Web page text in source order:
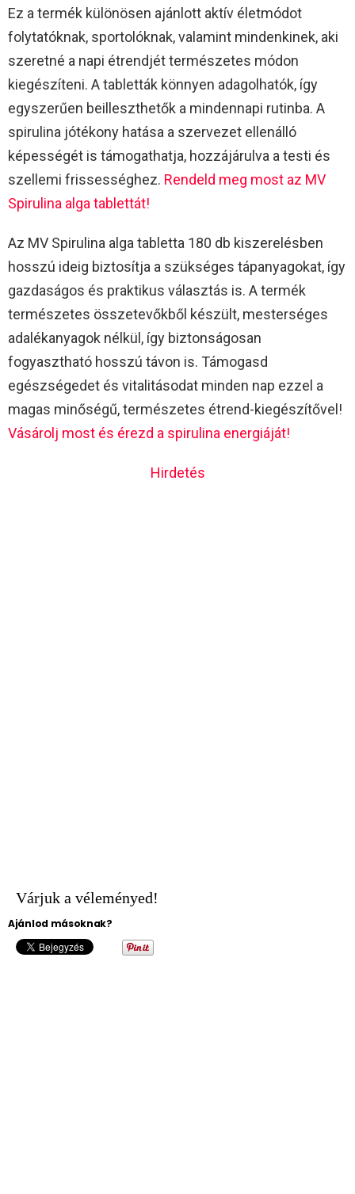
Ez a termék különösen ajánlott aktív életmódot
folytatóknak, sportolóknak, valamint mindenkinek, aki
szeretné a napi étrendjét természetes módon
kiegészíteni. A tabletták könnyen adagolhatók, így
egyszerűen beilleszthetők a mindennapi rutinba. A
spirulina jótékony hatása a szervezet ellenálló
képességét is támogathatja, hozzájárulva a testi és
szellemi frissességhez. Rendeld meg most az MV
Spirulina alga tablettát!
Az MV Spirulina alga tabletta 180 db kiszerelésben
hosszú ideig biztosítja a szükséges tápanyagokat, így
gazdaságos és praktikus választás is. A termék
természetes összetevőkből készült, mesterséges
adalékanyagok nélkül, így biztonságosan
fogyasztható hosszú távon is. Támogasd
egészségedet és vitalitásodat minden nap ezzel a
magas minőségű, természetes étrend-kiegészítővel!
Vásárolj most és érezd a spirulina energiáját!
Hirdetés
Várjuk a véleményed!
Ajánlod másoknak?